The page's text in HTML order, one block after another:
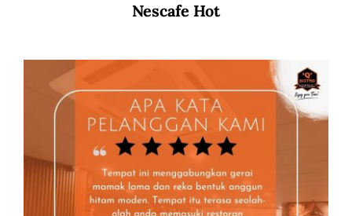
Nescafe Hot